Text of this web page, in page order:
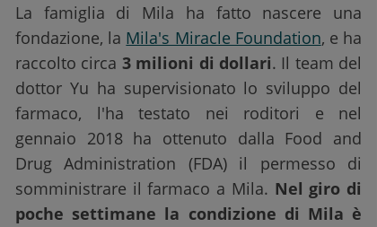
La famiglia di Mila ha fatto nascere una
fondazione, la Mila's Miracle Foundation, e ha
raccolto circa 3 milioni di dollari. Il team del
dottor Yu ha supervisionato lo sviluppo del
farmaco, l'ha testato nei roditori e nel
gennaio 2018 ha ottenuto dalla Food and
Drug Administration (FDA) il permesso di
somministrare il farmaco a Mila. Nel giro di
poche settimane la condizione di Mila è